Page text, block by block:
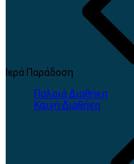
Ιερά Παράδοση
Παλαιά Διαθήκη
Καινή Διαθήκη